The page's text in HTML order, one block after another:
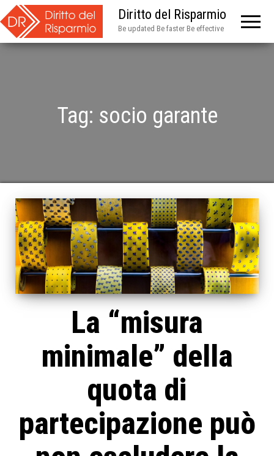
Diritto del Risparmio
Be updated Be faster Be effective
Tag: socio garante
La “misura
minimale” della
quota di
partecipazione può